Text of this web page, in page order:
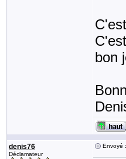
bon
denis76
Déclamateur
Envoyé